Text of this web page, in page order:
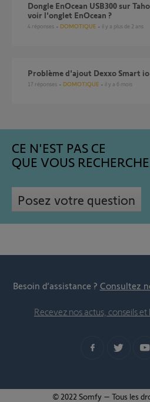
Dongle EnOcean USB300 sur Tahoma V2, procédure pour
voir l'onglet EnOcean ?
4 réponses DOMOTIQUE il y a plus de 2 ans
Problème d'ajout Dexxo Smart
17 réponses DOMOTIQUE il y a 6 mois
CE N'EST PAS CE
QUE VOUS
Posez votre question
Besoin d’assistance ? Consultez
Recevez nos actus, conseils
© 2022 Somfy – Tous les